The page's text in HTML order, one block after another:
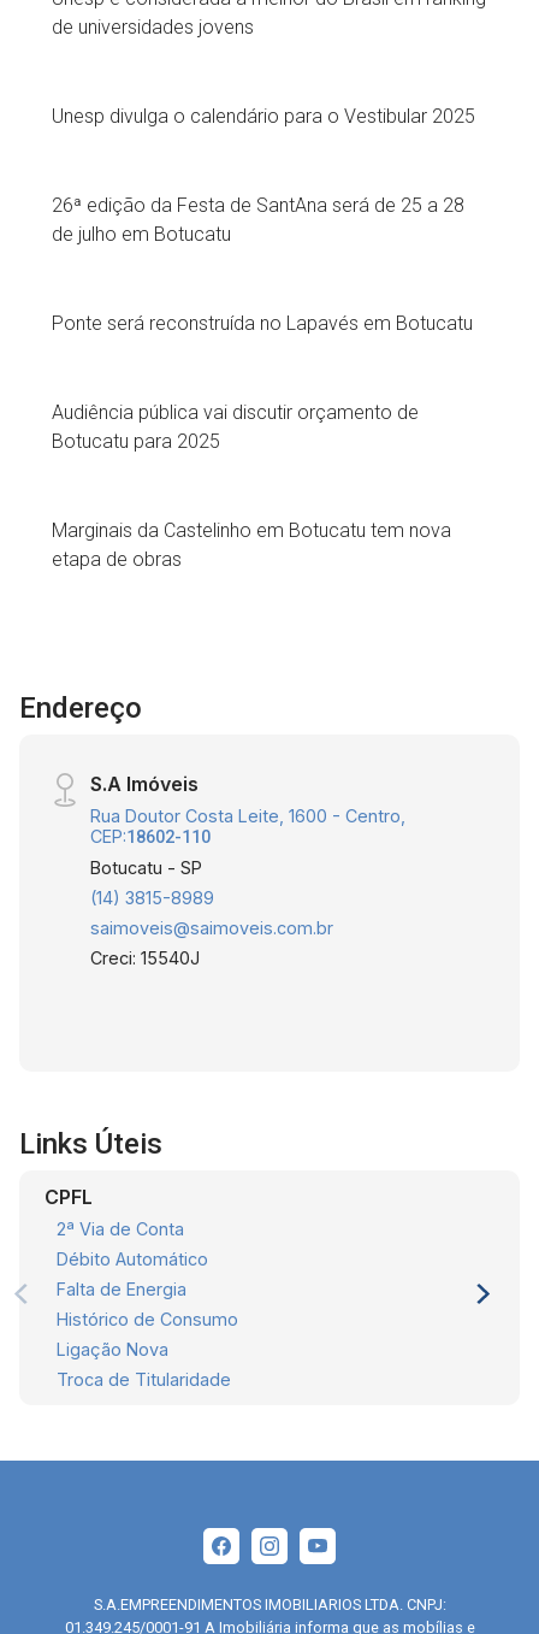
de universidades jovens
Unesp divulga o calendário para o Vestibular 2025
26ª edição da Festa de SantAna será de 25 a 28
de julho em Botucatu
Ponte será reconstruída no Lapavés em Botucatu
Audiência pública vai discutir orçamento de
Botucatu para 2025
Marginais da Castelinho em Botucatu tem nova
etapa de obras
Endereço
S.A Imóveis
Rua Doutor Costa Leite, 1600 - Centro,
CEP:18602-110
Botucatu - SP
(14) 3815-8989
saimoveis@saimoveis.com.br
Creci: 15540J
Links Úteis
CPFL
2ª Via de Conta
Débito Automático
Falta de Energia
Histórico de Consumo
Ligação Nova
Troca de Titularidade
S.A.EMPREENDIMENTOS IMOBILIARIOS LTDA. CNPJ:
01.349.245/0001-91 A Imobiliária informa que as mobílias e